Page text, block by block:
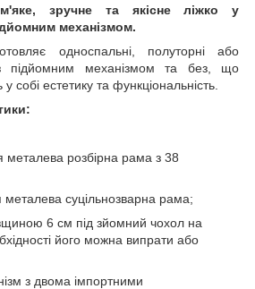
зручне та якiсне ліжко у
механізмом.
односпальні, полуторні або
підйомним механізмом та без, що
собі естетику та функціональність.
металева розбірна рама з 38
суцільнозварна рама;
6 см під зйомний чохол на
його можна випрати або
з двома імпортними